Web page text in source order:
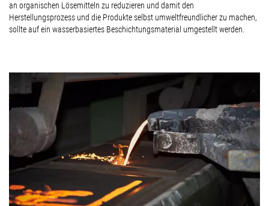
an organischen Lösemitteln zu reduzieren und damit den
Herstellungsprozess und die Produkte selbst umweltfreundlicher zu machen,
sollte auf ein wasserbasiertes Beschichtungsmaterial umgestellt werden.